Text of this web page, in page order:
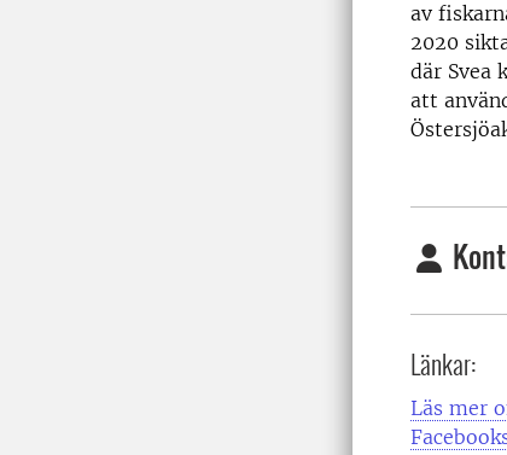
av
2020
där Svea
att
Länkar:
Läs mer